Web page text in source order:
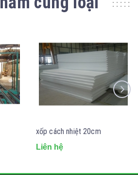
xốp cách nhiệt 20cm
Liên hệ